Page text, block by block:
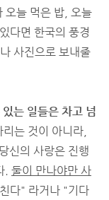
오늘 먹은 밥, 오늘
다면 한국의 풍경
사진으로 보내줄
는 일들은 차고 넘
는 것이 아니라,
신의 사랑은 진행
. 둘이 만나야만 사
다" 라거나 "기다